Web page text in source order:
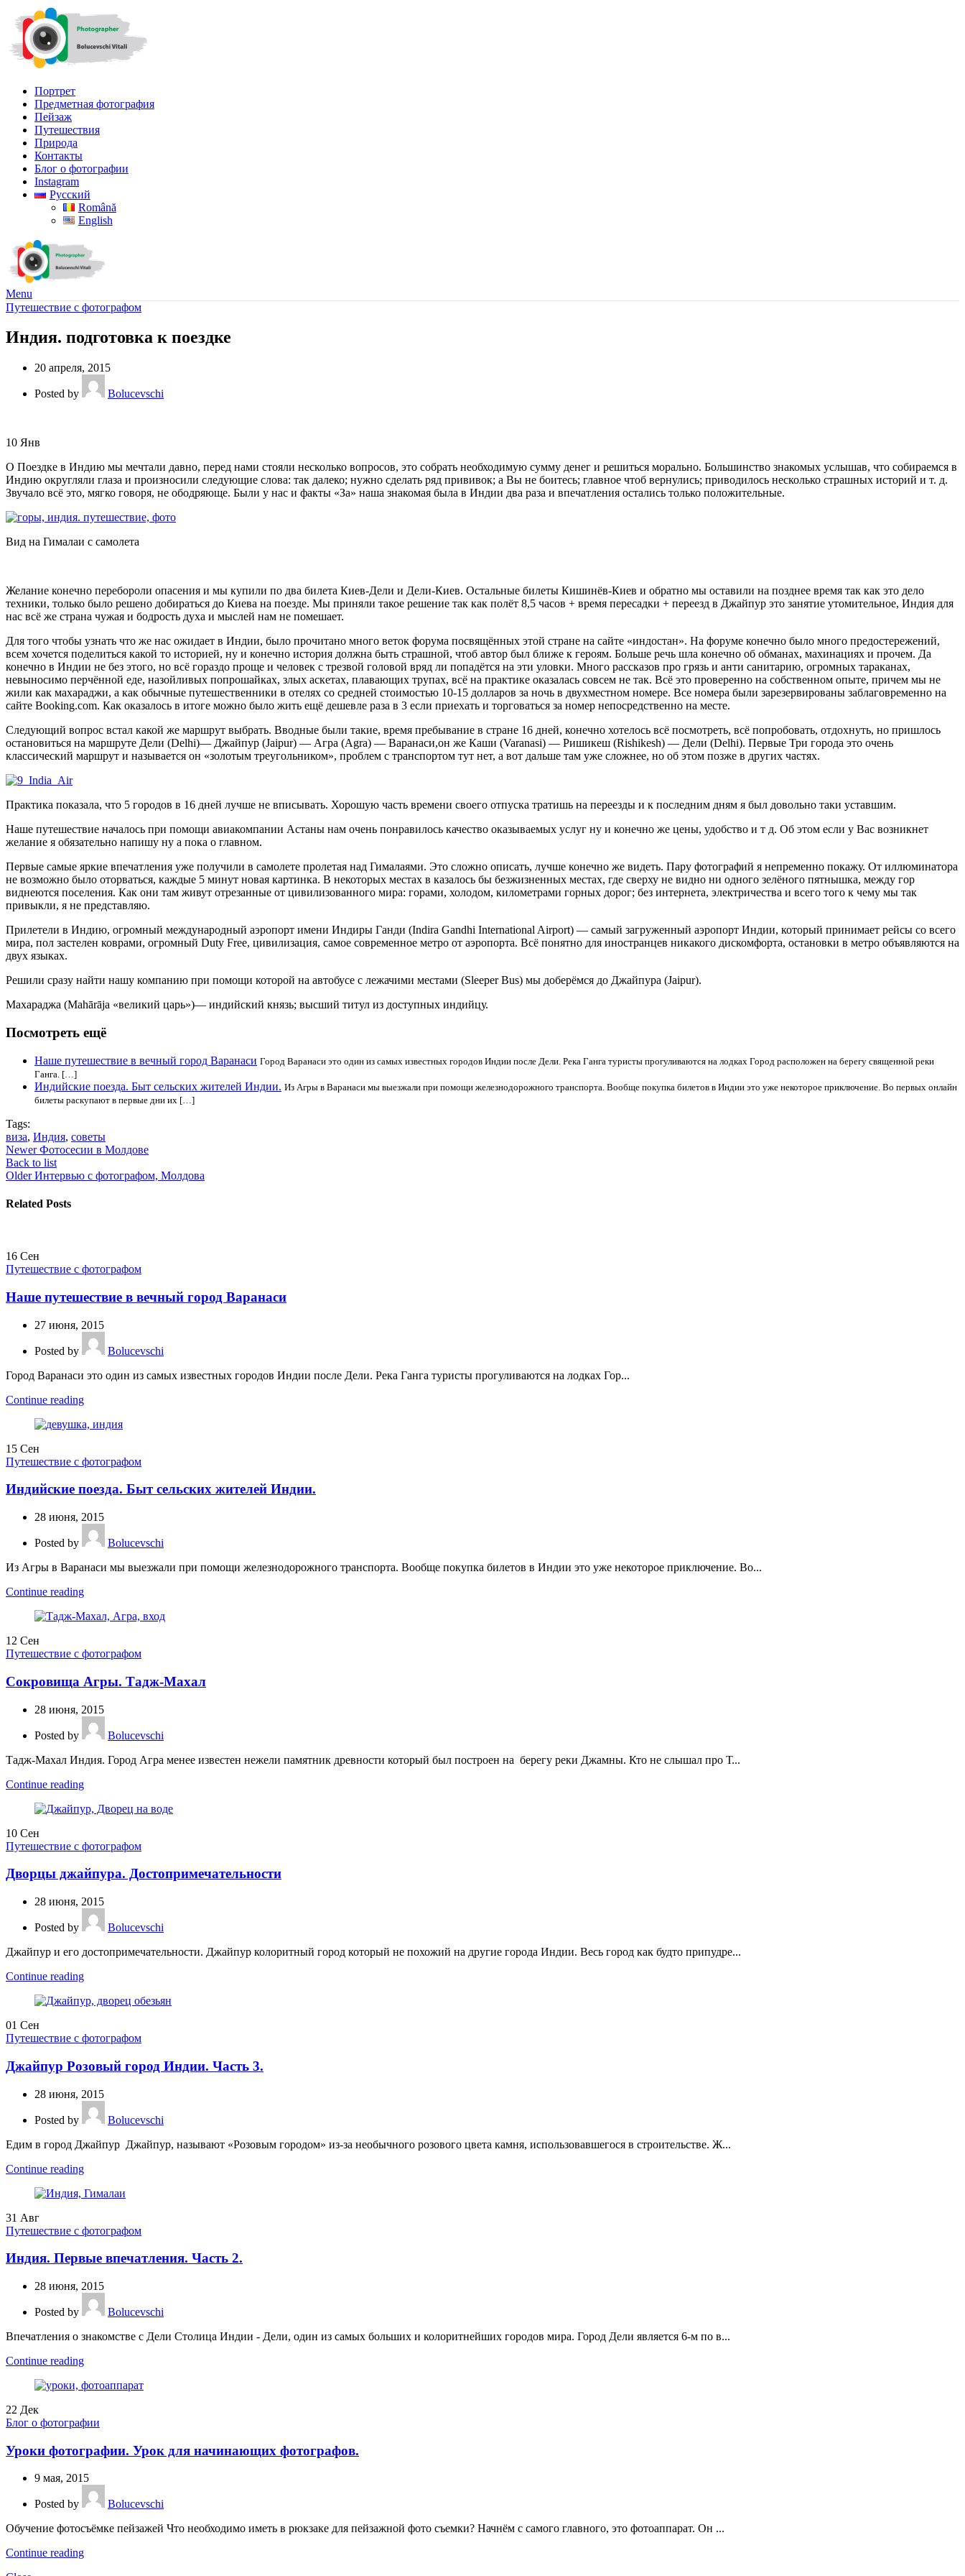
Портрет
Предметная фотография
Пейзаж
Путешествия
Природа
Контакты
Блог о фотографии
Instagram
Русский
Română
English
Menu
Путешествие с фотографом
Индия. подготовка к поездке
20 апреля, 2015
Posted by Bolucevschi
10 Янв
О Поездке в Индию мы мечтали давно, перед нами стояли несколько вопросов, это собрать необходимую сумму денег и решиться морально. Большинство знакомых услышав, что собираемся в
Индию округляли глаза и произносили следующие слова: так далеко; нужно сделать ряд прививок; а Вы не боитесь; главное чтоб вернулись; приводилось несколько страшных историй и т. д.
Звучало всё это, мягко говоря, не ободряюще. Были у нас и факты «За» наша знакомая была в Индии два раза и впечатления остались только положительные.
Вид на Гималаи с самолета
Желание конечно перебороли опасения и мы купили по два билета Киев-Дели и Дели-Киев. Остальные билеты Кишинёв-Киев и обратно мы оставили на позднее время так как это дело
техники, только было решено добираться до Киева на поезде. Мы приняли такое решение так как полёт 8,5 часов + время пересадки + переезд в Джайпур это занятие утомительное, Индия для
нас всё же страна чужая и бодрость духа и мыслей нам не помешает.
Для того чтобы узнать что же нас ожидает в Индии, было прочитано много веток форума посвящённых этой стране на сайте «индостан». На форуме конечно было много предостережений,
всем хочется поделиться какой то историей, ну и конечно история должна быть страшной, чтоб автор был ближе к героям. Больше речь шла конечно об обманах, махинациях и прочем. Да
конечно в Индии не без этого, но всё гораздо проще и человек с трезвой головой вряд ли попадётся на эти уловки. Много рассказов про грязь и анти санитарию, огромных тараканах,
невыносимо перчённой еде, назойливых попрошайках, злых аскетах, плавающих трупах, всё на практике оказалась совсем не так. Всё это проверенно на собственном опыте, причем мы не
жили как махараджи, а как обычные путешественники в отелях со средней стоимостью 10-15 долларов за ночь в двухместном номере. Все номера были зарезервированы заблаговременно на
сайте Booking.com. Как оказалось в итоге можно было жить ещё дешевле раза в 3 если приехать и торговаться за номер непосредственно на месте.
Следующий вопрос встал какой же маршрут выбрать. Вводные были такие, время пребывание в стране 16 дней, конечно хотелось всё посмотреть, всё попробовать, отдохнуть, но пришлось
остановиться на маршруте Дели (Delhi)— Джайпур (Jaipur) — Агра (Agra) — Варанаси,он же Каши (Varanasi) — Ришикеш (Rishikesh) — Дели (Delhi). Первые Три города это очень
классический маршрут и называется он «золотым треугольником», проблем с транспортом тут нет, а вот дальше там уже сложнее, но об этом позже в других частях.
Практика показала, что 5 городов в 16 дней лучше не вписывать. Хорошую часть времени своего отпуска тратишь на переезды и к последним дням я был довольно таки уставшим.
Наше путешествие началось при помощи авиакомпании Астаны нам очень понравилось качество оказываемых услуг ну и конечно же цены, удобство и т д. Об этом если у Вас возникнет
желание я обязательно напишу ну а пока о главном.
Первые самые яркие впечатления уже получили в самолете пролетая над Гималаями. Это сложно описать, лучше конечно же видеть. Пару фотографий я непременно покажу. От иллюминатора
не возможно было оторваться, каждые 5 минут новая картинка. В некоторых местах в казалось бы безжизненных местах, где сверху не видно ни одного зелёного пятнышка, между гор
виднеются поселения. Как они там живут отрезанные от цивилизованного мира: горами, холодом, километрами горных дорог; без интернета, электричества и всего того к чему мы так
привыкли, я не представляю.
Прилетели в Индию, огромный международный аэропорт имени Индиры Ганди (Indira Gandhi International Airport) — самый загруженный аэропорт Индии, который принимает рейсы со всего
мира, пол застелен коврами, огромный Duty Free, цивилизация, самое современное метро от аэропорта. Всё понятно для иностранцев никакого дискомфорта, остановки в метро объявляются на
двух языках.
Решили сразу найти нашу компанию при помощи которой на автобусе с лежачими местами (Sleeper Bus) мы доберёмся до Джайпура (Jaipur).
Махараджа (Mahārāja «великий царь»)— индийский князь; высший титул из доступных индийцу.
Посмотреть ещё
Наше путешествие в вечный город Варанаси Город Варанаси это один из самых известных городов Индии после Дели. Река Ганга туристы прогуливаются на лодках Город расположен на берегу священной реки
Ганга. […]
Индийские поезда. Быт сельских жителей Индии. Из Агры в Варанаси мы выезжали при помощи железнодорожного транспорта. Вообще покупка билетов в Индии это уже некоторое приключение. Во первых онлайн
билеты раскупают в первые дни их […]
Tags:
виза, Индия, советы
Newer Фотосесии в Молдове
Back to list
Older Интервью с фотографом, Молдова
Related Posts
16 Сен
Путешествие с фотографом
Наше путешествие в вечный город Варанаси
27 июня, 2015
Posted by
Bolucevschi
Город Варанаси это один из самых известных городов Индии после Дели. Река Ганга туристы прогуливаются на лодках Гор...
Continue reading
15 Сен
Путешествие с фотографом
Индийские поезда. Быт сельских жителей Индии.
28 июня, 2015
Posted by
Bolucevschi
Из Агры в Варанаси мы выезжали при помощи железнодорожного транспорта. Вообще покупка билетов в Индии это уже некоторое приключение. Во...
Continue reading
12 Сен
Путешествие с фотографом
Сокровища Агры. Тадж-Махал
28 июня, 2015
Posted by
Bolucevschi
Тадж-Махал Индия. Город Агра менее известен нежели памятник древности который был построен на берегу реки Джамны. Кто не слышал про Т...
Continue reading
10 Сен
Путешествие с фотографом
Дворцы джайпура. Достопримечательности
28 июня, 2015
Posted by
Bolucevschi
Джайпур и его достопримечательности. Джайпур колоритный город который не похожий на другие города Индии. Весь город как будто припудре...
Continue reading
01 Сен
Путешествие с фотографом
Джайпур Розовый город Индии. Часть 3.
28 июня, 2015
Posted by
Bolucevschi
Едим в город Джайпур Джайпур, называют «Розовым городом» из-за необычного розового цвета камня, использовавшегося в строительстве. Ж...
Continue reading
31 Авг
Путешествие с фотографом
Индия. Первые впечатления. Часть 2.
28 июня, 2015
Posted by
Bolucevschi
Впечатления о знакомстве с Дели Столица Индии - Дели, один из самых больших и колоритнейших городов мира. Город Дели является 6-м по в...
Continue reading
22 Дек
Блог о фотографии
Уроки фотографии. Урок для начинающих фотографов.
9 мая, 2015
Posted by
Bolucevschi
Обучение фотосъёмке пейзажей Что необходимо иметь в рюкзаке для пейзажной фото съемки? Начнём с самого главного, это фотоаппарат. Он ...
Continue reading